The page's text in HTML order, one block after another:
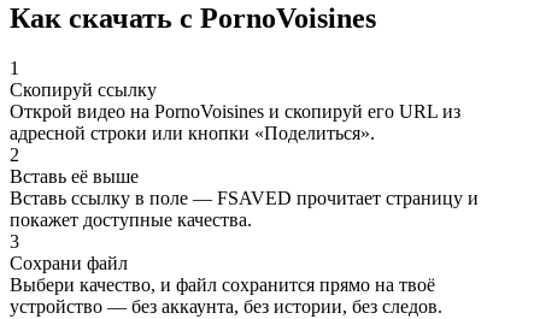
Как скачать с PornoVoisines
1
Скопируй ссылку
Открой видео на PornoVoisines и скопируй его URL из
адресной строки или кнопки «Поделиться».
2
Вставь её выше
Вставь ссылку в поле — FSAVED прочитает страницу и
покажет доступные качества.
3
Сохрани файл
Выбери качество, и файл сохранится прямо на твоё
устройство — без аккаунта, без истории, без следов.